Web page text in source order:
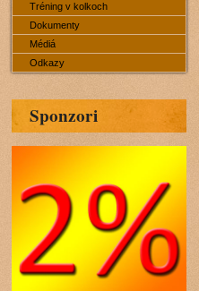
Tréning v kolkoch
Dokumenty
Médiá
Odkazy
Sponzori